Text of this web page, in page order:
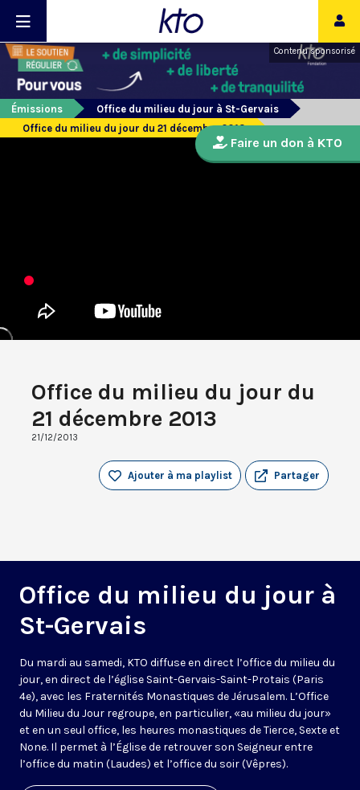
Contenu sponsorisé
Émissions
Office du milieu du jour à St-Gervais
Office du milieu du jour du 21 décembre 2013
Office du milieu du jour du
21 décembre 2013
21/12/2013
Partager
Ajouter à ma playlist
Office du milieu du jour à
St-Gervais
Du mardi au samedi, KTO diffuse en direct l’office du milieu du
jour, en direct de l’église Saint-Gervais-Saint-Protais (Paris
4e), avec les Fraternités Monastiques de Jérusalem. L’Office
du Milieu du Jour regroupe, en particulier, «au milieu du jour»
et en un seul office, les heures monastiques de Tierce, Sexte et
None. Il permet à l’Église de retrouver son Seigneur entre
l’office du matin (Laudes) et l’office du soir (Vêpres).
Faire un don à KTO